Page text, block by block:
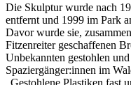
Die Skulptur wurde nach
entfernt und 1999 im Park
Davor wurde sie,
Fitzenreiter geschaffenen
Unbekannten gestohlen
Spaziergänger:innen im
„Gestohlene Plastiken fast